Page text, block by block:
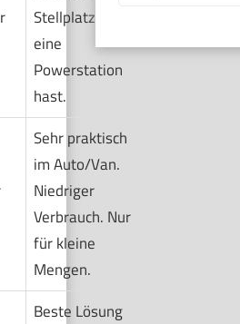
Stellplatz oder
eine
Powerstation
hast.
Sehr praktisch
im Auto/Van.
Niedriger
Verbrauch. Nur
für kleine
Mengen.
Beste Lösung